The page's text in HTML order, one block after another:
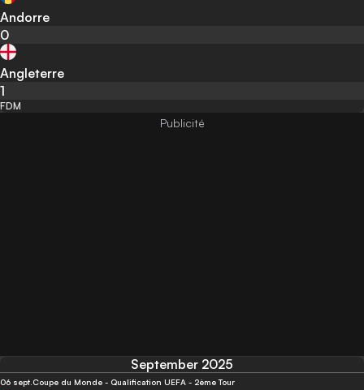
Andorre
0
Angleterre
1
FDM
September 2025
06 sept. Coupe du Monde - Qualification UEFA - 2ème Tour